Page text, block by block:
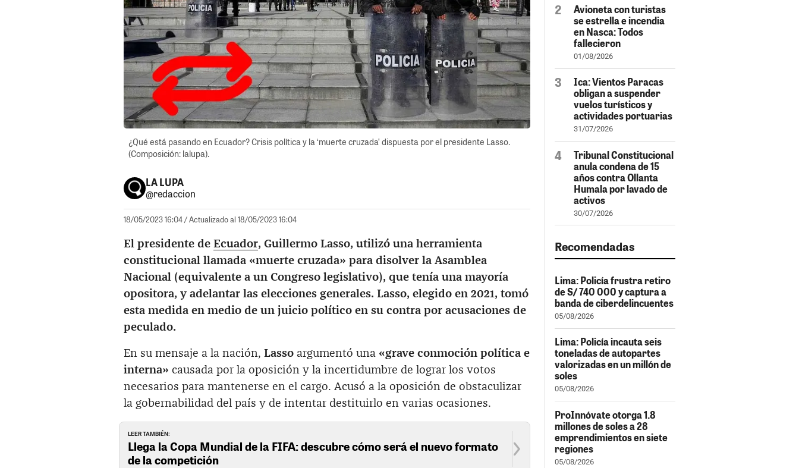
¿Qué está pasando en Ecuador? Crisis política y la ‘muerte cruzada’ dispuesta por el presidente Lasso.
(Composición: lalupa).
LA LUPA
@redaccion
18/05/2023 16:04/ Actualizado al 18/05/2023 16:04
El presidente de Ecuador, Guillermo Lasso, utilizó una herramienta
constitucional llamada «muerte cruzada» para disolver la Asamblea
Nacional (equivalente a un Congreso legislativo), que tenía una mayoría
opositora, y adelantar las elecciones generales. Lasso, elegido en 2021, tomó
esta medida en medio de un juicio político en su contra por acusaciones de
peculado.
En su mensaje a la nación, Lasso argumentó una «grave conmoción política e
interna» causada por la oposición y la incertidumbre de lograr los votos
necesarios para mantenerse en el cargo. Acusó a la oposición de obstaculizar
la gobernabilidad del país y de intentar destituirlo en varias ocasiones.
LEER TAMBIÉN:
Llega la Copa Mundial de la FIFA: descubre cómo será el nuevo formato
de la competición
Avioneta con turistas
se estrella e incendia
en Nasca: Todos
fallecieron
01/08/2026
Ica: Vientos Paracas
obligan a suspender
vuelos turísticos y
actividades portuarias
31/07/2026
Tribunal Constitucional
anula condena de 15
años contra Ollanta
Humala por lavado de
activos
30/07/2026
Recomendadas
Lima: Policía frustra retiro
de S/ 740 000 y captura a
banda de ciberdelincuentes
05/08/2026
Lima: Policía incauta seis
toneladas de autopartes
valorizadas en un millón de
soles
05/08/2026
ProInnóvate otorga 1.8
millones de soles a 28
emprendimientos en siete
regiones
05/08/2026